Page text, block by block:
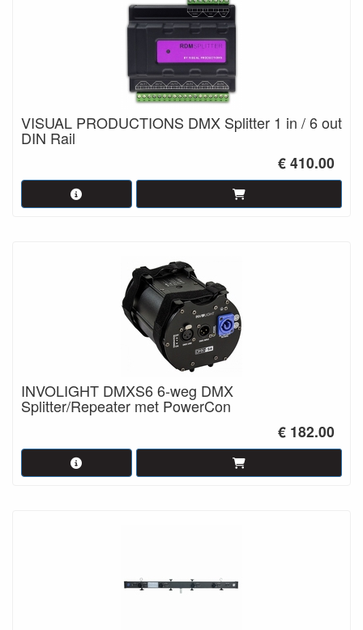
VISUAL PRODUCTIONS DMX Splitter 1 in / 6 out
DIN Rail
€ 410.00
INVOLIGHT DMXS6 6-weg DMX
Splitter/Repeater met PowerCon
€ 182.00